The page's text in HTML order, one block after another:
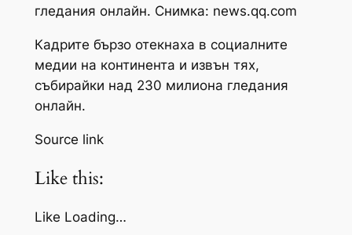
гледания онлайн. Снимка: news.qq.com
Кадрите бързо отекнаха в социалните
медии на континента и извън тях,
събирайки над 230 милиона гледания
онлайн.
Source link
Like this:
Like Loading…